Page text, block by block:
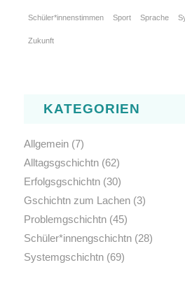
Schüler*innenstimmen Sport Sprache
Zukunft
KATEGORIEN
Allgemein(7)
Alltagsgschichtn(62)
Erfolgsgschichtn(30)
Gschichtn zum Lachen(3)
Problemgschichtn(45)
Schüler*innengschichtn(28)
Systemgschichtn(69)